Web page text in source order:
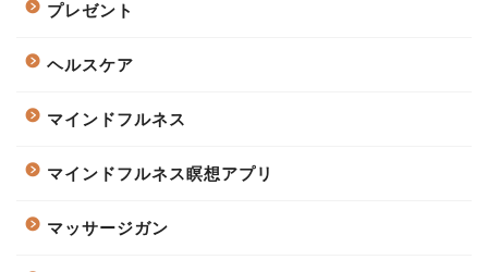
プレゼント
ヘルスケア
マインドフルネス
マインドフルネス瞑想アプリ
マッサージガン